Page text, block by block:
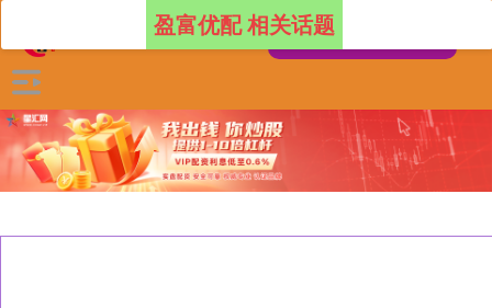
盈富优配 相关话题